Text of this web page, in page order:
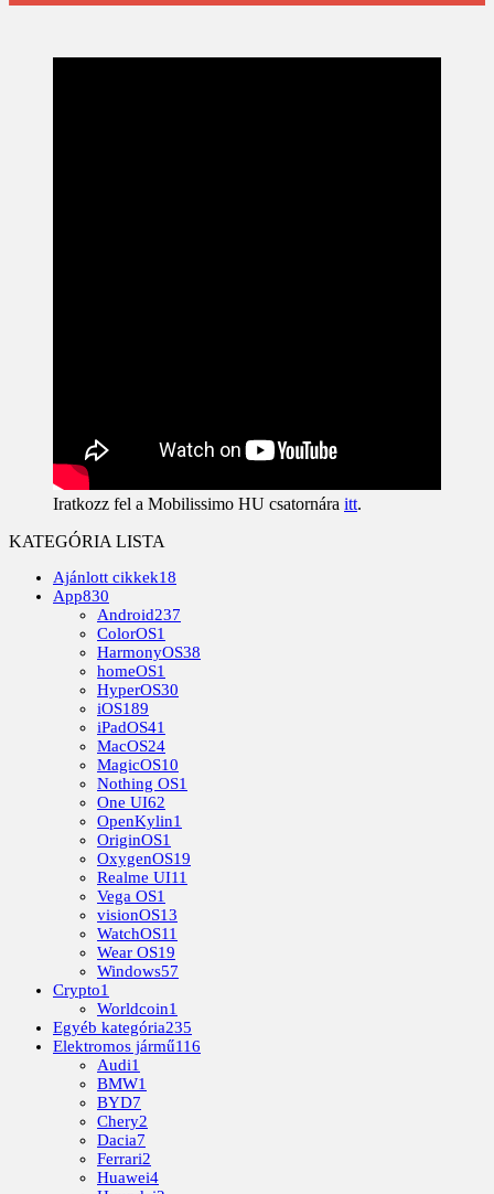
Iratkozz fel a Mobilissimo HU csatornára itt.
KATEGÓRIA LISTA
Ajánlott cikkek18
App830
Android237
ColorOS1
HarmonyOS38
homeOS1
HyperOS30
iOS189
iPadOS41
MacOS24
MagicOS10
Nothing OS1
One UI62
OpenKylin1
OriginOS1
OxygenOS19
Realme UI11
Vega OS1
visionOS13
WatchOS11
Wear OS19
Windows57
Crypto1
Worldcoin1
Egyéb kategória235
Elektromos jármű116
Audi1
BMW1
BYD7
Chery2
Dacia7
Ferrari2
Huawei4